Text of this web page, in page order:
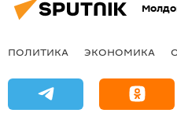
ПОЛИТИКА ЭКОНОМИКА